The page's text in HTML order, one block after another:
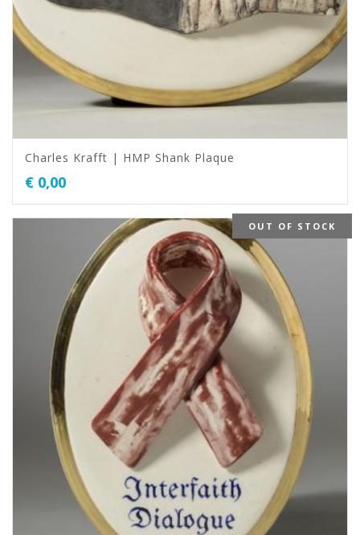
Charles Krafft | HMP Shank Plaque
€ 0,00
OUT OF STOCK